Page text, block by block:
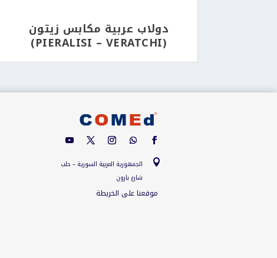
دولاب عربية مكابس زيتون
(PIERALISI – VERATCHI)

الجمهورية العربية السورية – حلب
شارع بارون
موقعنا على الخريطة